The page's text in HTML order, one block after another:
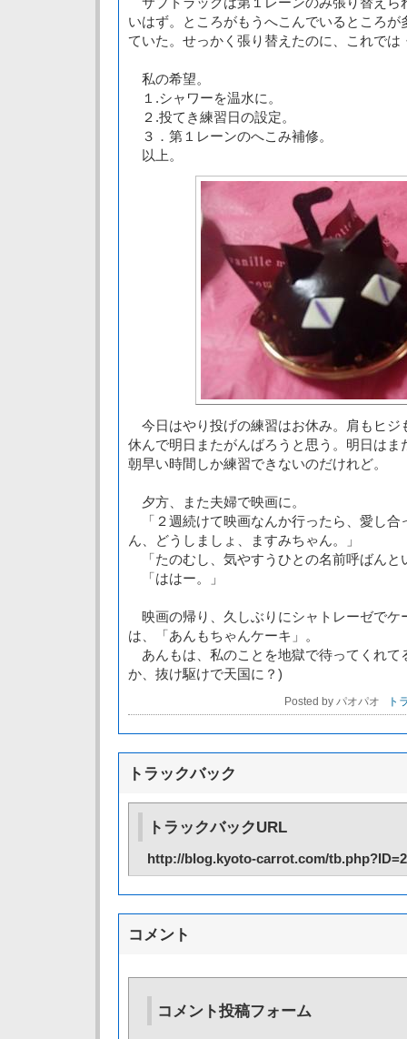
いはず。ところがもうへこんでいるところ
ていた。せっかく張り替えたのに、これでは
私の希望。
１.シャワーを温水に。
２.投てき練習日の設定。
３．第１レーンのへこみ補修。
以上。
今日はやり投げの練習はお休み。肩もヒジ
休んで明日またがんばろうと思う。明日はま
朝早い時間しか練習できないのだけれど。
夕方、また夫婦で映画に。
「２週続けて映画なんか行ったら、愛し合
ん、どうしましょ、ますみちゃん。」
「たのむし、気やすうひとの名前呼ばんと
「ははー。」
映画の帰り、久しぶりにシャトレーゼでケ
は、「あんもちゃんケーキ」。
あんもは、私のことを地獄で待ってくれて
か、抜け駆けで天国に？)
Posted by パオパオ ト
トラックバック
トラックバックURL
http://blog.kyoto-carrot.com/
コメント
コメント投稿フォーム